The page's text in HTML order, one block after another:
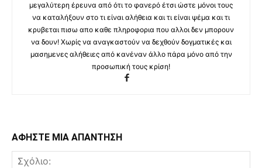
μεγαλύτερη έρευνα από ότι το φανερό έτσι ώστε μόνοι τους
να καταλήξουν στο τι είναι αλήθεια και τι είναι ψέμα και τι
κρυβεται πισω απο καθε πληροφορια που αλλοι δεν μπορουν
να δουν! Χωρίς να αναγκαστούν να δεχθούν δογματικές και
μασημενες αλήθειες από κανέναν άλλο πάρα μόνο από την
προσωπική τους κρίση!
ΑΦΗΣΤΕ ΜΙΑ ΑΠΑΝΤΗΣΗ